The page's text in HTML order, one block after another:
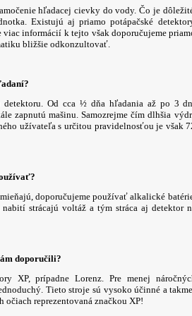
hľadacej cievky do vody. Čo je
Existujú aj priamo potápačské
viac informácií k tejto však doporučujeme
bližšie odkonzultovať.
detektoru. Od cca ½ dňa hľadania až po 3
zapnutú mašinu. Samozrejme čím dlhšia
užívateľa s určitou pravidelnosťou je však
doporučujeme používať alkalické
strácajú voltáž a tým stráca aj detektor
doporučili?
XP, prípadne Lorenz. Pre menej
Tieto stroje sú vysoko účinné a
očiach reprezentovaná značkou XP!